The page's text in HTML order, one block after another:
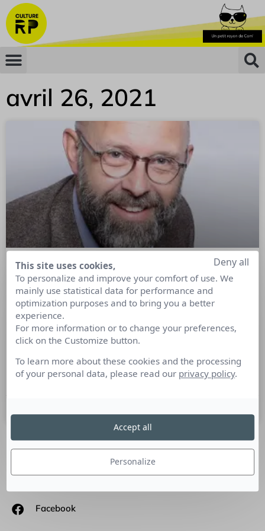
avril 26, 2021
Le name and shame ne peut pas être
un principe de communication
publique
Tribune de Frédéric Fougerat, Directeur de la
shame désigne le fait de recourir à la dénonciation publique
dans l’intention de provoquer un sentiment de honte …
SUIVEZ-NOUS
Facebook
This site uses cookies,
To personalize and improve your comfort of use. We
mainly use statistical data for performance and
optimization purposes and to bring you a better
experience.
For more information or to change your preferences,
click on the Customize button.
To learn more about these cookies and the processing
of your personal data, please read our privacy policy.
Personalize
Deny all
Accept all